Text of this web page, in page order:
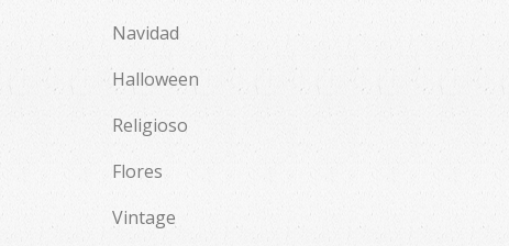
Navidad
Halloween
Religioso
Flores
Vintage